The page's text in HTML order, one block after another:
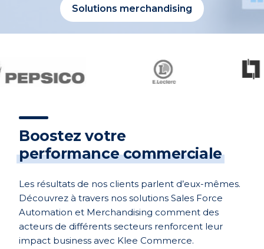
Solutions merchandising
Boostez votre
performance commerciale
Les résultats de nos clients parlent d’eux-mêmes.
Découvrez à travers nos solutions Sales Force
Automation et Merchandising comment des
acteurs de différents secteurs renforcent leur
impact business avec Klee Commerce.